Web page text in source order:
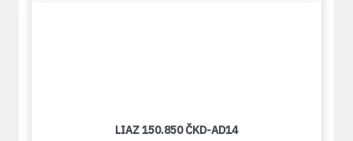
LIAZ 150.850 ČKD-AD14